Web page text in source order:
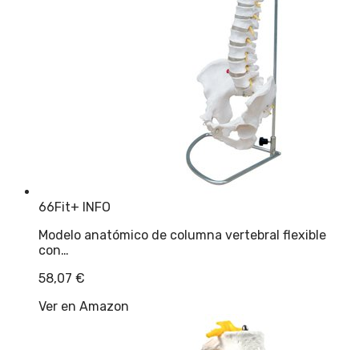
66Fit+ INFO
Modelo anatómico de columna vertebral flexible
con…
58,07 €
Ver en Amazon